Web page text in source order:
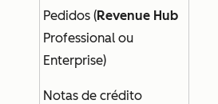
Pedidos (Revenue Hub
Professional ou
Enterprise)
Notas de crédito